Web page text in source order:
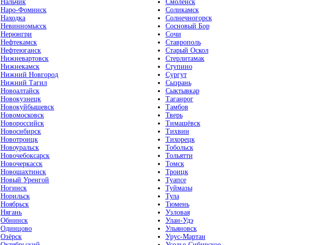
Нальчик
Наро-Фоминск
Находка
Невинномысск
Нерюнгри
Нефтекамск
Нефтеюганск
Нижневартовск
Нижнекамск
Нижний Новгород
Нижний Тагил
Новоалтайск
Новокузнецк
Новокуйбышевск
Новомосковск
Новороссийск
Новосибирск
Новотроицк
Новоуральск
Новочебоксарск
Новочеркасск
Новошахтинск
Новый Уренгой
Ногинск
Норильск
Ноябрьск
Нягань
Обнинск
Одинцово
Озёрск
Смоленск
Соликамск
Солнечногорск
Сосновый Бор
Сочи
Ставрополь
Старый Оскол
Стерлитамак
Ступино
Сургут
Сызрань
Сыктывкар
Таганрог
Тамбов
Тверь
Тимашёвск
Тихвин
Тихорецк
Тобольск
Тольятти
Томск
Троицк
Туапсе
Туймазы
Тула
Тюмень
Узловая
Улан-Удэ
Ульяновск
Урус-Мартан